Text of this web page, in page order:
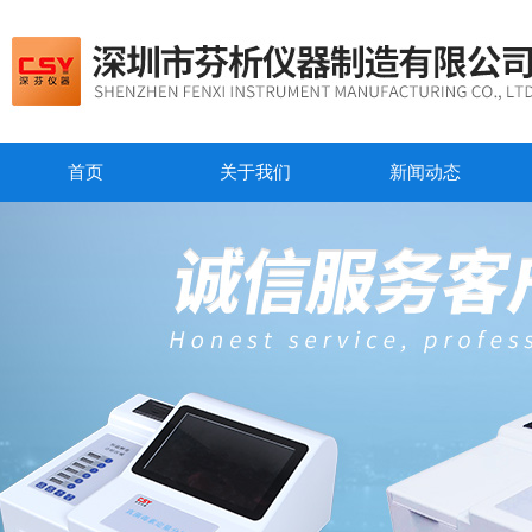
首页 关于我们 新闻动态